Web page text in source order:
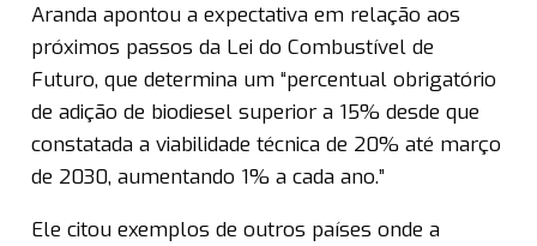
Aranda apontou a expectativa em relação aos
próximos passos da Lei do Combustível de
Futuro, que determina um “percentual obrigatório
de adição de biodiesel superior a 15% desde que
constatada a viabilidade técnica de 20% até março
de 2030, aumentando 1% a cada ano.”
Ele citou exemplos de outros países onde a